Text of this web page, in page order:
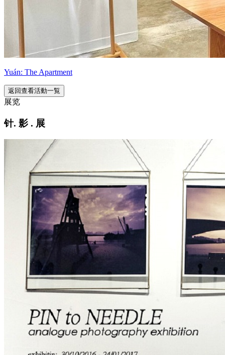
Yuán: The Apartment
返回查看活動一覧
展览
针. 影 . 展